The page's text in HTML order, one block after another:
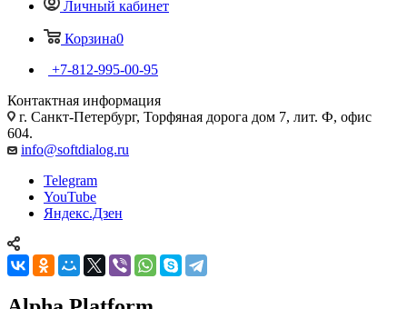
Личный кабинет
Корзина0
+7-812-995-00-95
Контактная информация
г. Санкт-Петербург, Торфяная дорога дом 7, лит. Ф, офис
604.
info@softdialog.ru
Telegram
YouTube
Яндекс.Дзен